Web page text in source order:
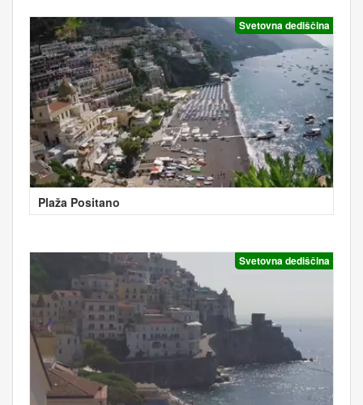
Svetovna dediščina
Plaža Positano
Svetovna dediščina